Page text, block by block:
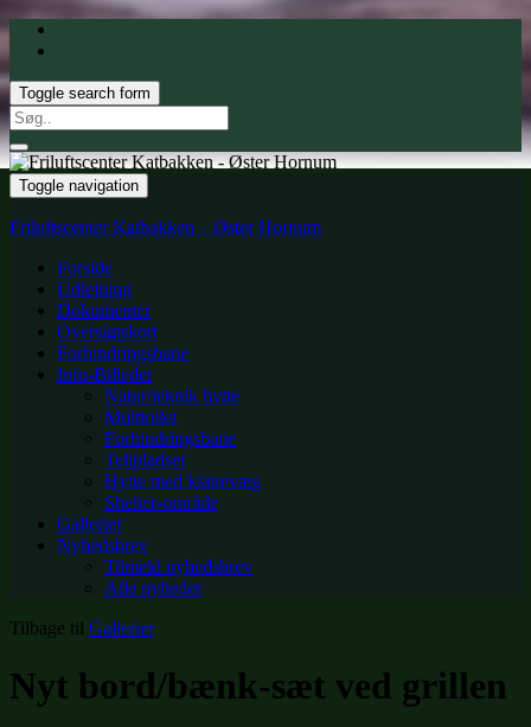
Toggle search form
Search
for:
Toggle navigation
Friluftscenter Katbakken – Øster Hornum
Forside
Udlejning
Dokumenter
Oversigtskort
Forhindringsbane
Info-Billeder
Natur/teknik hytte
Multtoilet
Forhindringsbane
Teltpladser
Hytte med klatrevæg
Shelter-område
Gallerier
Nyhedsbrev
Tilmeld nyhedsbrev
Alle nyheder
Tilbage til Gallerier
Nyt bord/bænk-sæt ved grillen